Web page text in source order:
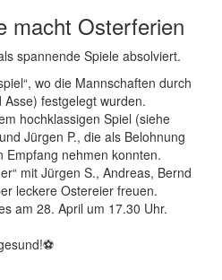
macht Osterferien
spannende Spiele absolviert.
wo die Mannschaften durch
festgelegt wurden.
hochklassigen Spiel (siehe
Jürgen P., die als Belohnung
nehmen konnten.
mit Jürgen S., Andreas, Bernd
leckere Ostereier freuen.
am 28. April um 17.30 Uhr.